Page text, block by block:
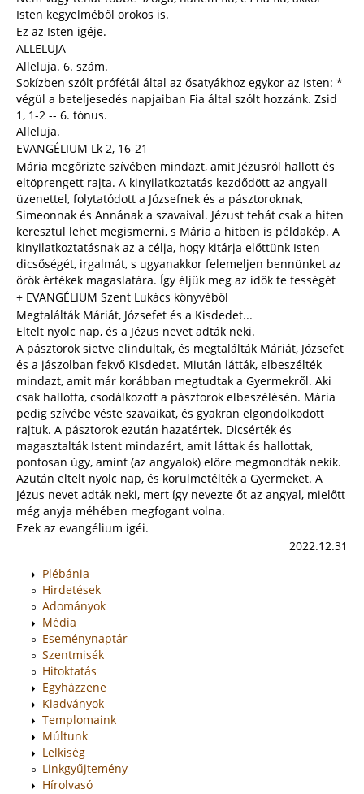
Isten kegyelméből örökös is.
Ez az Isten igéje.
ALLELUJA
Alleluja. 6. szám.
Sokízben szólt prófétái által az ősatyákhoz egykor az Isten: *
végül a beteljesedés napjaiban Fia által szólt hozzánk. Zsid
1, 1-2 -- 6. tónus.
Alleluja.
EVANGÉLIUM Lk 2, 16-21
Mária megőrizte szívében mindazt, amit Jézusról hallott és
eltöprengett rajta. A kinyilatkoztatás kezdődött az angyali
üzenettel, folytatódott a Józsefnek és a pásztoroknak,
Simeonnak és Annának a szavaival. Jézust tehát csak a hiten
keresztül lehet megismerni, s Mária a hitben is példakép. A
kinyilatkoztatásnak az a célja, hogy kitárja előttünk Isten
dicsőségét, irgalmát, s ugyanakkor felemeljen bennünket az
örök értékek magaslatára. Így éljük meg az idők te fességét
+ EVANGÉLIUM Szent Lukács könyvéből
Megtalálták Máriát, Józsefet és a Kisdedet...
Eltelt nyolc nap, és a Jézus nevet adták neki.
A pásztorok sietve elindultak, és megtalálták Máriát, Józsefet
és a jászolban fekvő Kisdedet. Miután látták, elbeszélték
mindazt, amit már korábban megtudtak a Gyermekről. Aki
csak hallotta, csodálkozott a pásztorok elbeszélésén. Mária
pedig szívébe véste szavaikat, és gyakran elgondolkodott
rajtuk. A pásztorok ezután hazatértek. Dicsérték és
magasztalták Istent mindazért, amit láttak és hallottak,
pontosan úgy, amint (az angyalok) előre megmondták nekik.
Azután eltelt nyolc nap, és körülmetélték a Gyermeket. A
Jézus nevet adták neki, mert így nevezte őt az angyal, mielőtt
még anyja méhében megfogant volna.
Ezek az evangélium igéi.
2022.12.31
Plébánia
Hirdetések
Adományok
Média
Eseménynaptár
Szentmisék
Hitoktatás
Egyházzene
Kiadványok
Templomaink
Múltunk
Lelkiség
Linkgyűjtemény
Hírolvasó